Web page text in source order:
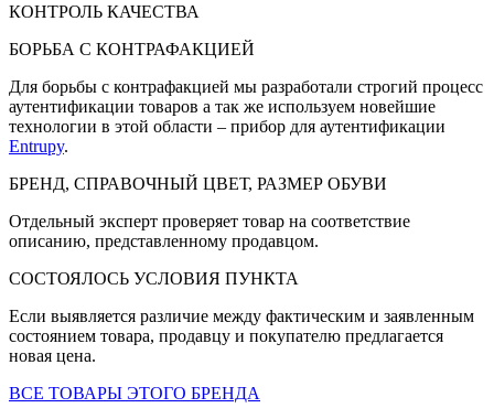
КОНТРОЛЬ КАЧЕСТВА
БОРЬБА С КОНТРАФАКЦИЕЙ
Для борьбы с контрафакцией мы разработали строгий процесс
аутентификации товаров а так же используем новейшие
технологии в этой области – прибор для аутентификации
Entrupy.
БРЕНД, СПРАВОЧНЫЙ ЦВЕТ, РАЗМЕР ОБУВИ
Отдельный эксперт проверяет товар на соответствие
описанию, представленному продавцом.
СОСТОЯЛОСЬ УСЛОВИЯ ПУНКТА
Если выявляется различие между фактическим и заявленным
состоянием товара, продавцу и покупателю предлагается
новая цена.
ВСЕ ТОВАРЫ ЭТОГО БРЕНДА